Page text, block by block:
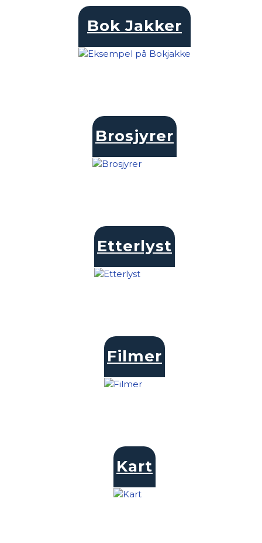
Bok Jakker
Brosjyrer
Etterlyst
Filmer
Kart